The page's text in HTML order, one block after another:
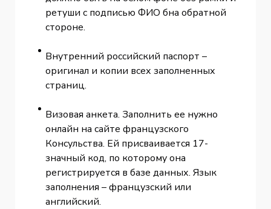
ретуши с подписью ФИО бна обратной
стороне.
Внутренний российский паспорт –
оригинал и копии всех заполненных
страниц.
Визовая анкета. Заполнить ее нужно
онлайн на сайте французского
Консульства. Ей присваивается 17-
значный код, по которому она
регистрируется в базе данных. Язык
заполнения – французский или
английский.